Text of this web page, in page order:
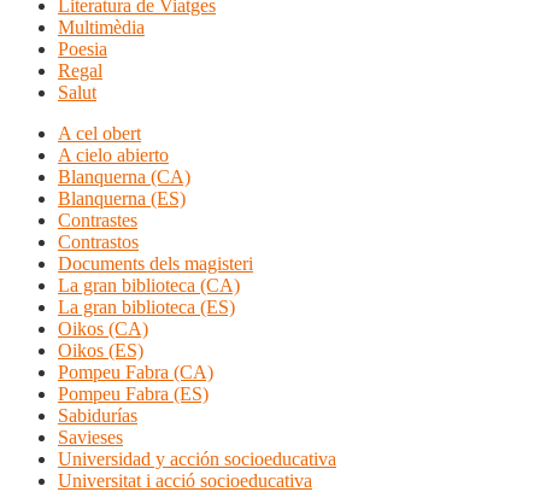
Literatura de Viatges
Multimèdia
Poesia
Regal
Salut
A cel obert
A cielo abierto
Blanquerna (CA)
Blanquerna (ES)
Contrastes
Contrastos
Documents dels magisteri
La gran biblioteca (CA)
La gran biblioteca (ES)
Oikos (CA)
Oikos (ES)
Pompeu Fabra (CA)
Pompeu Fabra (ES)
Sabidurías
Savieses
Universidad y acción socioeducativa
Universitat i acció socioeducativa